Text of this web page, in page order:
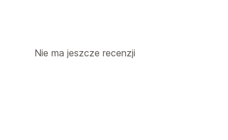
Nie ma jeszcze recenzji